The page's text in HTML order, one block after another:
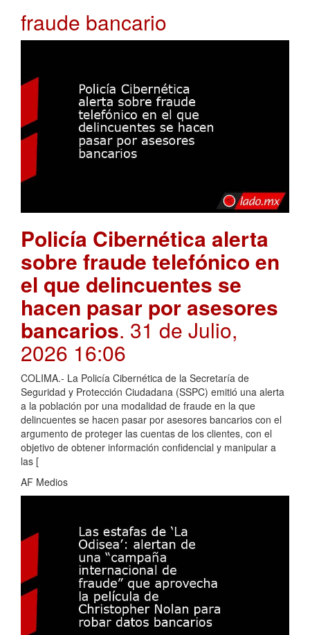
fraude bancario
Policía Cibernética alerta
sobre fraude telefónico en
el que delincuentes se
hacen pasar por asesores
bancarios. 31 de Julio,
2026 16:06
COLIMA.- La Policía Cibernética de la Secretaría de
Seguridad y Protección Ciudadana (SSPC) emitió una alerta
a la población por una modalidad de fraude en la que
delincuentes se hacen pasar por asesores bancarios con el
argumento de proteger las cuentas de los clientes, con el
objetivo de obtener información confidencial y manipular a
las [
AF Medios